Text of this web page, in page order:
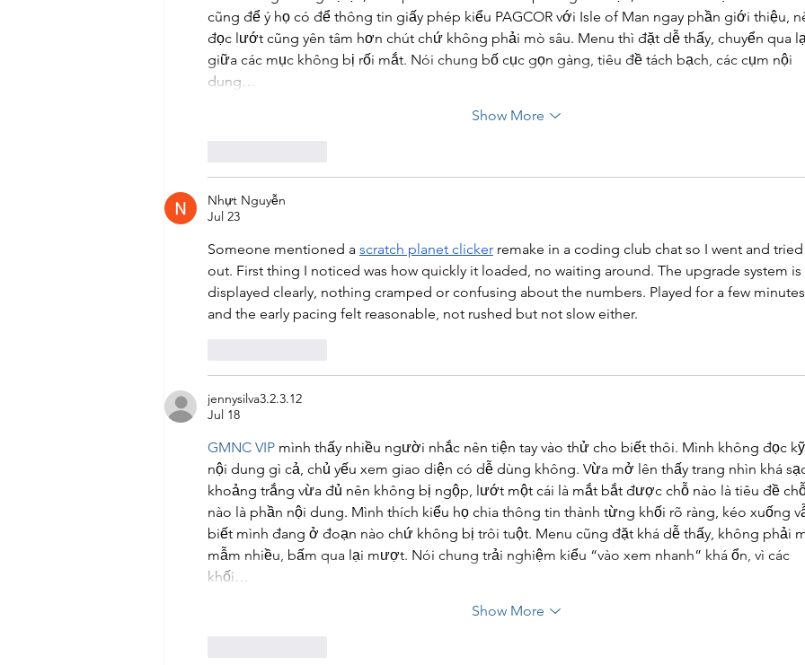
cũng để ý họ có để thông tin giấy phép kiểu PAGCOR với Isle of Man ngay phần giới thiệu,
đọc lướt cũng yên tâm hơn chút chứ không phải mò sâu. Menu thì đặt dễ thấy, chuyển qua
giữa các mục không bị rối mắt. Nói chung bố cục gọn gàng, tiêu đề tách bạch, các cụm nội
dung…
Show More
Nhựt Nguyễn
Jul 23
Someone mentioned a scratch planet clicker remake in a coding club chat so I went and
out. First thing I noticed was how quickly it loaded, no waiting around. The upgrade system is
displayed clearly, nothing cramped or confusing about the numbers. Played for a few minutes
and the early pacing felt reasonable, not rushed but not slow either.
jennysilva3.2.3.12
Jul 18
GMNC VIP mình thấy nhiều người nhắc nên tiện tay vào thử cho biết thôi. Mình không đọc kỹ
nội dung gì cả, chủ yếu xem giao diện có dễ dùng không. Vừa mở lên thấy trang nhìn khá
khoảng trắng vừa đủ nên không bị ngộp, lướt một cái là mắt bắt được chỗ nào là tiêu đề
nào là phần nội dung. Mình thích kiểu họ chia thông tin thành từng khối rõ ràng, kéo xuống
biết mình đang ở đoạn nào chứ không bị trôi tuột. Menu cũng đặt khá dễ thấy, không phải
mẫm nhiều, bấm qua lại mượt. Nói chung trải nghiệm kiểu “vào xem nhanh” khá ổn, vì các
khối…
Show More